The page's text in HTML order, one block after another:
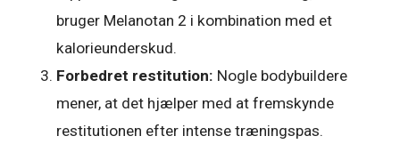
bruger Melanotan 2 i kombination med et
kalorieunderskud.
Forbedret restitution: Nogle bodybuildere
mener, at det hjælper med at fremskynde
restitutionen efter intense træningspas.